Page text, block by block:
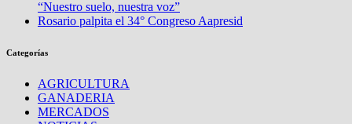
“Nuestro suelo, nuestra voz”
Rosario palpita el 34° Congreso Aapresid
Categorías
AGRICULTURA
GANADERIA
MERCADOS